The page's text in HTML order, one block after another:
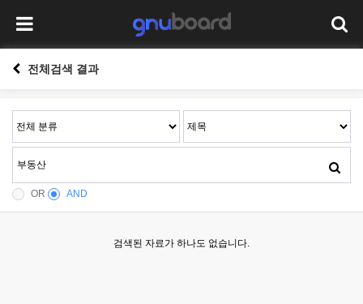
전체검색 결과
OR AND
검색된 자료가 하나도 없습니다.